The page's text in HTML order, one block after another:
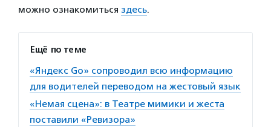
можно ознакомиться здесь.
Ещё по теме
«Яндекс Go» сопроводил всю информацию
для водителей переводом на жестовый язык
«Немая сцена»: в Театре мимики и жеста
поставили «Ревизора»